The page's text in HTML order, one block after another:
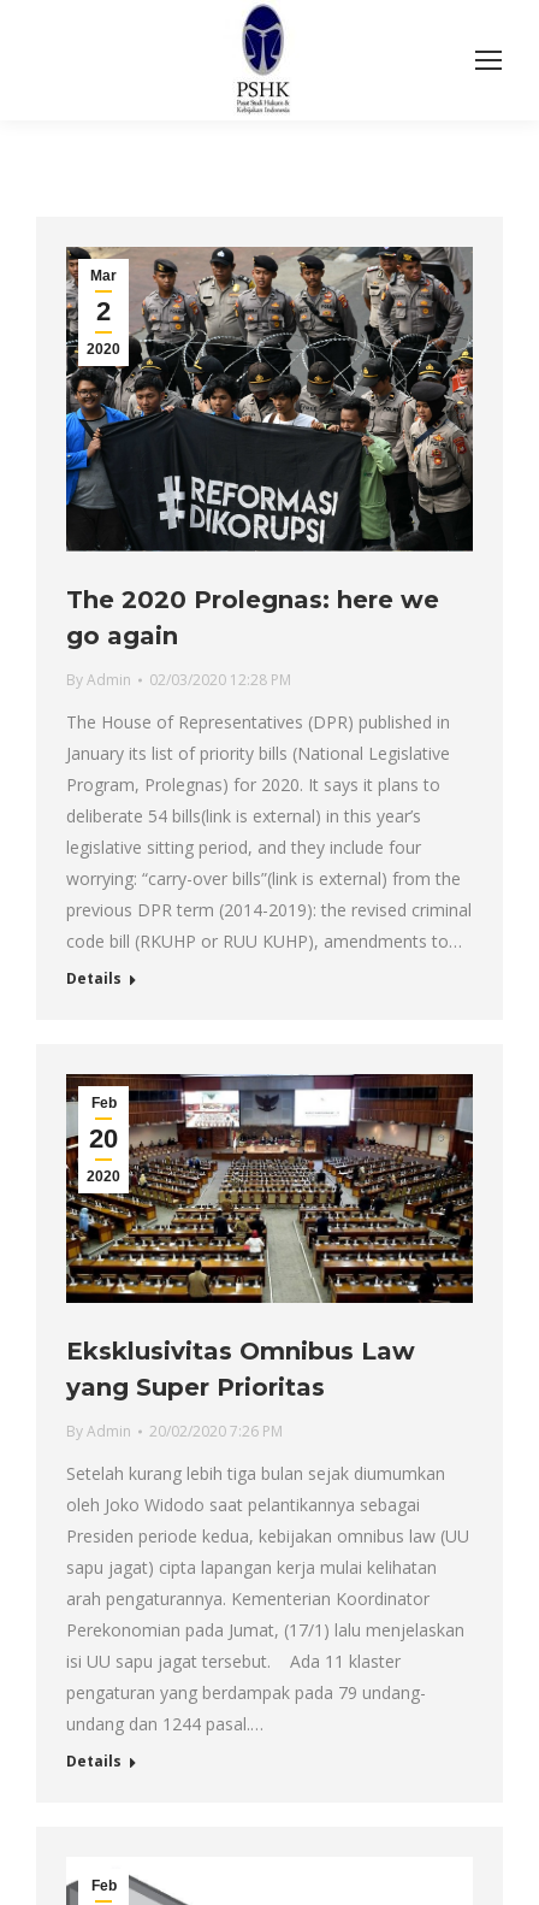
Mar
2
2020
The 2020 Prolegnas: here we
go again
ByAdmin 02/03/2020 12:28 PM
The House of Representatives (DPR) published in
January its list of priority bills (National Legislative
Program, Prolegnas) for 2020. It says it plans to
deliberate 54 bills(link is external) in this year’s
legislative sitting period, and they include four
worrying: “carry-over bills”(link is external) from the
previous DPR term (2014-2019): the revised criminal
code bill (RKUHP or RUU KUHP), amendments to…
Details
Feb
20
2020
Eksklusivitas Omnibus Law
yang Super Prioritas
ByAdmin 20/02/2020 7:26 PM
Setelah kurang lebih tiga bulan sejak diumumkan
oleh Joko Widodo saat pelantikannya sebagai
Presiden periode kedua, kebijakan omnibus law (UU
sapu jagat) cipta lapangan kerja mulai kelihatan
arah pengaturannya. Kementerian Koordinator
Perekonomian pada Jumat, (17/1) lalu menjelaskan
isi UU sapu jagat tersebut. Ada 11 klaster
pengaturan yang berdampak pada 79 undang-
undang dan 1244 pasal.…
Details
Feb